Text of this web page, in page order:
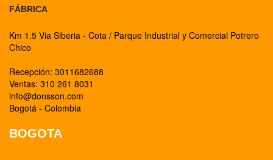
FÁBRICA
Km 1.5 Via Siberia - Cota / Parque Industrial y Comercial Potrero
Chico
Recepción: 3011682688
Ventas: 310 261 8031
info@donsson.com
Bogotá - Colombia
BOGOTA